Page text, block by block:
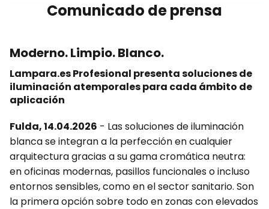
Comunicado de prensa
Moderno. Limpio. Blanco.
Lampara.es Profesional presenta soluciones de
iluminación atemporales para cada ámbito de
aplicación
Fulda, 14.04.2026 - Las soluciones de iluminación
blanca se integran a la perfección en cualquier
arquitectura gracias a su gama cromática neutra:
en oficinas modernas, pasillos funcionales o incluso
entornos sensibles, como en el sector sanitario. Son
la primera opción sobre todo en zonas con elevados